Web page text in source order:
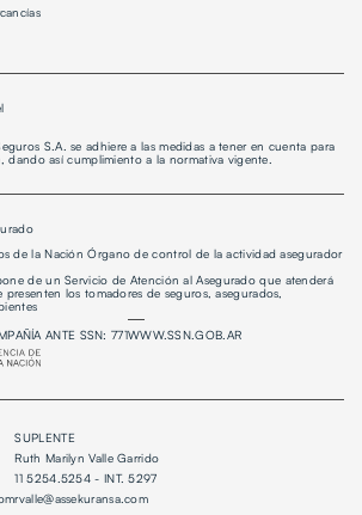
S.A. se adhiere a las medidas a tener en cuenta para
dando así cumplimiento a la normativa vigente.
de la Nación Órgano de control de la actividad asegurador
de unServicio de Atención al Asegurado que atenderá
los tomadores de seguros, asegurados,
ANTE SSN: 771WWW.SSN.GOB.AR
SUPLENTE
Ruth Marilyn Valle Garrido
11 5254.5254 - INT. 5297
rvalle@assekuransa.com